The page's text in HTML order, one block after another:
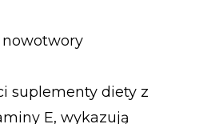
suplementy diety z
E, wykazują